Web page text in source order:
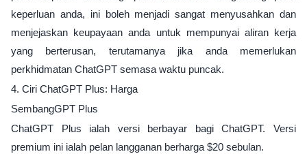
keperluan anda, ini boleh menjadi sangat menyusahkan dan
menjejaskan keupayaan anda untuk mempunyai aliran kerja
yang berterusan, terutamanya jika anda memerlukan
perkhidmatan ChatGPT semasa waktu puncak.
4. Ciri ChatGPT Plus: Harga
SembangGPT Plus
ChatGPT Plus ialah versi berbayar bagi ChatGPT. Versi
premium ini ialah pelan langganan berharga $20 sebulan.